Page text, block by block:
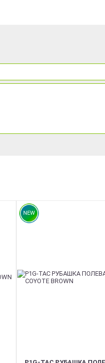
NEW